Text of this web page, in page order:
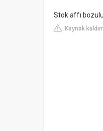
Stok affı
Kaynak